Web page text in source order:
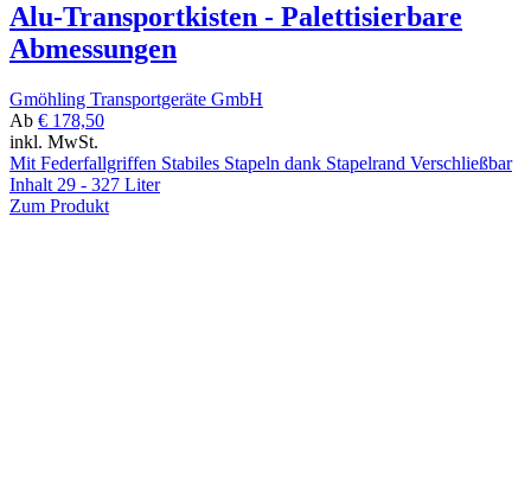
Alu-Transportkisten - Palettisierbare
Abmessungen
Gmöhling Transportgeräte GmbH
Ab € 178,50
inkl. MwSt.
Mit Federfallgriffen Stabiles Stapeln dank Stapelrand Verschließbar
Inhalt 29 - 327 Liter
Zum Produkt